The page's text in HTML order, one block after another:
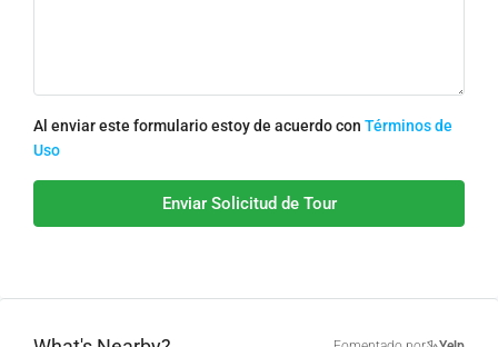
Al enviar este formulario estoy de acuerdo con Términos de
Uso
Enviar Solicitud de Tour